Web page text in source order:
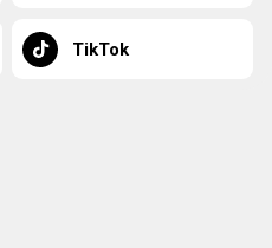
TikTok